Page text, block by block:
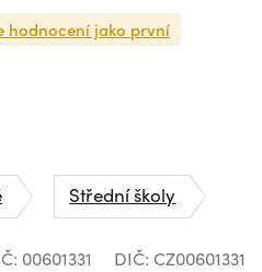
hodnocení jako první
Střední školy
00601331 DIČ: CZ00601331